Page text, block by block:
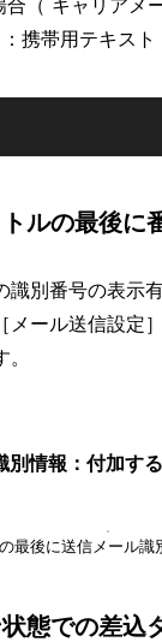
携帯用テキスト
ルの最後に
識別番号の表示
メール送信設定
情報：付加す
最後に送信メール識
態での差込